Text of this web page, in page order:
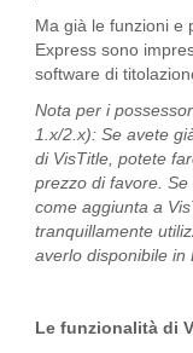
Ma già le funzioni e
Express sono
software di
Nota per i
1.x/2.x): Se avete
di VisTitle, potete
prezzo di favore.
come aggiunta a
tranquillamente
averlo disponibile in
Le funzionalità di